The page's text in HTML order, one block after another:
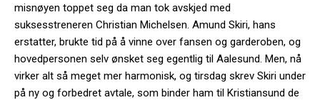
misnøyen toppet seg da man tok avskjed med
suksesstreneren Christian Michelsen. Amund Skiri, hans
erstatter, brukte tid på å vinne over fansen og garderoben, og
hovedpersonen selv ønsket seg egentlig til Aalesund. Men, nå
virker alt så meget mer harmonisk, og tirsdag skrev Skiri under
på ny og forbedret avtale, som binder ham til Kristiansund de